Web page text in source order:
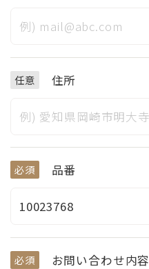
任意 住所
必須 品番
必須 お問い合わせ内容